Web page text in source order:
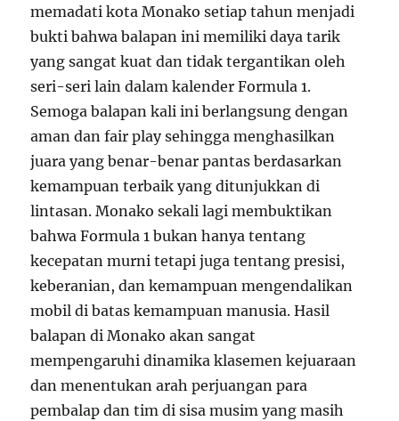
memadati kota Monako setiap tahun menjadi
bukti bahwa balapan ini memiliki daya tarik
yang sangat kuat dan tidak tergantikan oleh
seri-seri lain dalam kalender Formula 1.
Semoga balapan kali ini berlangsung dengan
aman dan fair play sehingga menghasilkan
juara yang benar-benar pantas berdasarkan
kemampuan terbaik yang ditunjukkan di
lintasan. Monako sekali lagi membuktikan
bahwa Formula 1 bukan hanya tentang
kecepatan murni tetapi juga tentang presisi,
keberanian, dan kemampuan mengendalikan
mobil di batas kemampuan manusia. Hasil
balapan di Monako akan sangat
mempengaruhi dinamika klasemen kejuaraan
dan menentukan arah perjuangan para
pembalap dan tim di sisa musim yang masih